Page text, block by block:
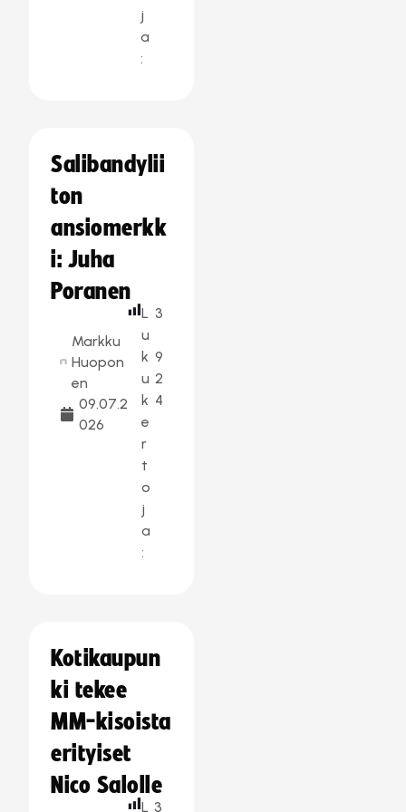
j
a
:
Salibandylii
ton
ansiomerkk
i: Juha
Poranen
Markku
Huopon
en
09.07.2
026
L
u
k
u
k
e
r
t
o
j
a
:
3
9
2
4
Kotikaupun
ki tekee
MM-kisoista
erityiset
Nico Salolle
L 3